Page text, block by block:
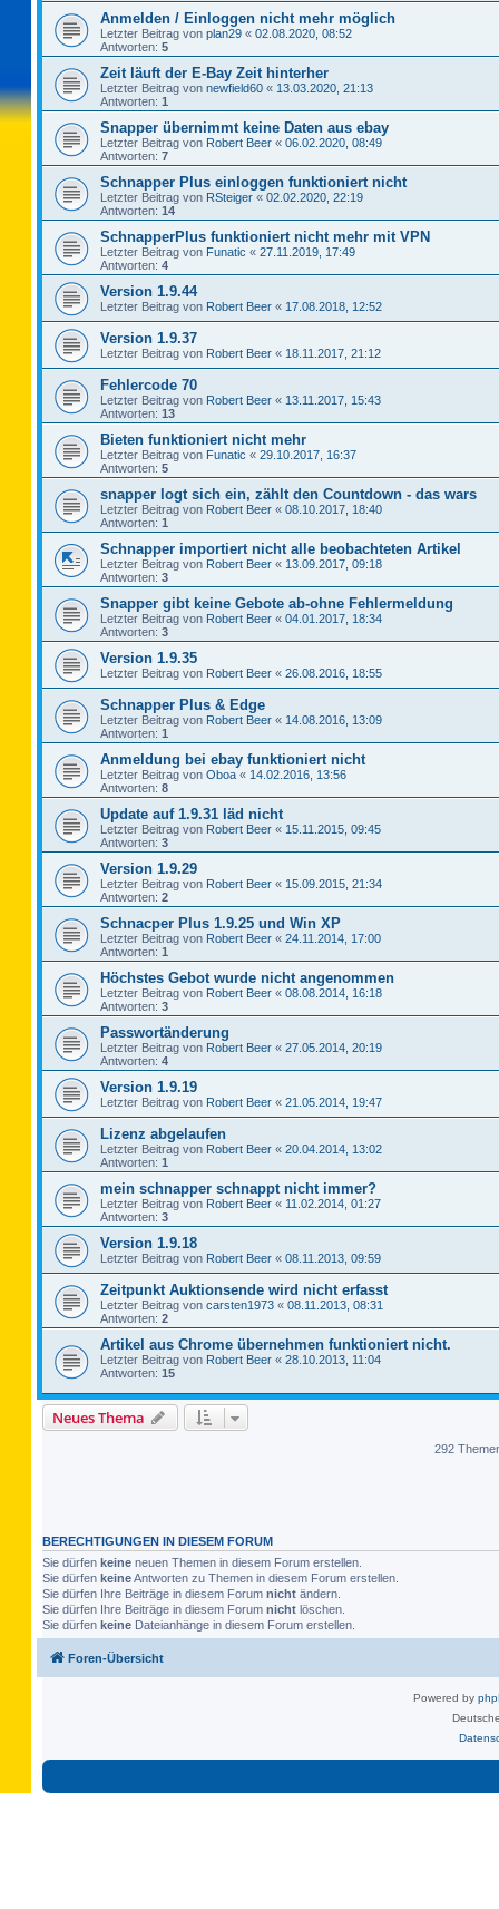
Anmelden / Einloggen nicht mehr möglich
Letzter Beitrag von plan29 « 02.08.2020, 08:52
Antworten: 5
Zeit läuft der E-Bay Zeit hinterher
Letzter Beitrag von newfield60 « 13.03.2020, 21:13
Antworten: 1
Snapper übernimmt keine Daten aus ebay
Letzter Beitrag von Robert Beer « 06.02.2020, 08:49
Antworten: 7
Schnapper Plus einloggen funktioniert nicht
Letzter Beitrag von RSteiger « 02.02.2020, 22:19
Antworten: 14
SchnapperPlus funktioniert nicht mehr mit VPN
Letzter Beitrag von Funatic « 27.11.2019, 17:49
Antworten: 4
Version 1.9.44
Letzter Beitrag von Robert Beer « 17.08.2018, 12:52
Version 1.9.37
Letzter Beitrag von Robert Beer « 18.11.2017, 21:12
Fehlercode 70
Letzter Beitrag von Robert Beer « 13.11.2017, 15:43
Antworten: 13
Bieten funktioniert nicht mehr
Letzter Beitrag von Funatic « 29.10.2017, 16:37
Antworten: 5
snapper logt sich ein, zählt den Countdown - das wars
Letzter Beitrag von Robert Beer « 08.10.2017, 18:40
Antworten: 1
Schnapper importiert nicht alle beobachteten Artikel
Letzter Beitrag von Robert Beer « 13.09.2017, 09:18
Antworten: 3
Snapper gibt keine Gebote ab-ohne Fehlermeldung
Letzter Beitrag von Robert Beer « 04.01.2017, 18:34
Antworten: 3
Version 1.9.35
Letzter Beitrag von Robert Beer « 26.08.2016, 18:55
Schnapper Plus & Edge
Letzter Beitrag von Robert Beer « 14.08.2016, 13:09
Antworten: 1
Anmeldung bei ebay funktioniert nicht
Letzter Beitrag von Oboa « 14.02.2016, 13:56
Antworten: 8
Update auf 1.9.31 läd nicht
Letzter Beitrag von Robert Beer « 15.11.2015, 09:45
Antworten: 3
Version 1.9.29
Letzter Beitrag von Robert Beer « 15.09.2015, 21:34
Antworten: 2
Schnacper Plus 1.9.25 und Win XP
Letzter Beitrag von Robert Beer « 24.11.2014, 17:00
Antworten: 1
Höchstes Gebot wurde nicht angenommen
Letzter Beitrag von Robert Beer « 08.08.2014, 16:18
Antworten: 3
Passwortänderung
Letzter Beitrag von Robert Beer « 27.05.2014, 20:19
Antworten: 4
Version 1.9.19
Letzter Beitrag von Robert Beer « 21.05.2014, 19:47
Lizenz abgelaufen
Letzter Beitrag von Robert Beer « 20.04.2014, 13:02
Antworten: 1
mein schnapper schnappt nicht immer?
Letzter Beitrag von Robert Beer « 11.02.2014, 01:27
Antworten: 3
Version 1.9.18
Letzter Beitrag von Robert Beer « 08.11.2013, 09:59
Zeitpunkt Auktionsende wird nicht erfasst
Letzter Beitrag von carsten1973 « 08.11.2013, 08:31
Antworten: 2
Artikel aus Chrome übernehmen funktioniert nicht.
Letzter Beitrag von Robert Beer « 28.10.2013, 11:04
Antworten: 15
Neues Thema
292
BERECHTIGUNGEN IN DIESEM FORUM
Sie dürfen keine neuen Themen in diesem Forum erstellen.
Sie dürfen keineAntworten zu Themen in diesem Forum erstellen.
Sie dürfen Ihre Beiträge in diesem Forum nicht ändern.
Sie dürfen Ihre Beiträge in diesem Forum nicht löschen.
Sie dürfen keine Dateianhänge in diesem Forum erstellen.
Foren-Übersicht
Powered by